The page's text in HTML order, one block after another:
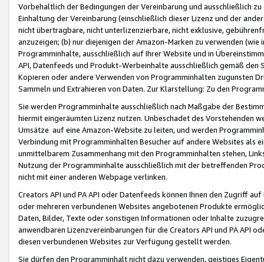
Vorbehaltlich der Bedingungen der Vereinbarung und ausschließlich
Einhaltung der Vereinbarung (einschließlich dieser Lizenz und der
nicht übertragbare, nicht unterlizenzierbare, nicht exklusive,
anzuzeigen; (b) nur diejenigen der Amazon-Marken zu verwenden
Programminhalte, ausschließlich auf Ihrer Website und in
API, Datenfeeds und Produkt-Werbeinhalte ausschließlich gemäß
Kopieren oder andere Verwenden von Programminhalten zugunsten
Sammeln und Extrahieren von Daten. Zur Klarstellung: Zu den
Sie werden Programminhalte ausschließlich nach Maßgabe der
hiermit eingeräumten Lizenz nutzen. Unbeschadet des Vorstehenden
Umsätze auf eine Amazon-Website zu leiten, und werden
Verbindung mit Programminhalten Besucher auf andere Websites als
unmittelbarem Zusammenhang mit den Programminhalten stehen,
Nutzung der Programminhalte ausschließlich mit der betreffenden
nicht mit einer anderen Webpage verlinken.
Creators API und PA API oder Datenfeeds können Ihnen den Zugriff
oder mehreren verbundenen Websites angebotenen Produkte
Daten, Bilder, Texte oder sonstigen Informationen oder Inhalte
anwendbaren Lizenzvereinbarungen für die Creators API und PA API
diesen verbundenen Websites zur Verfügung gestellt werden.
Sie dürfen den Programminhalt nicht dazu verwenden, geistiges